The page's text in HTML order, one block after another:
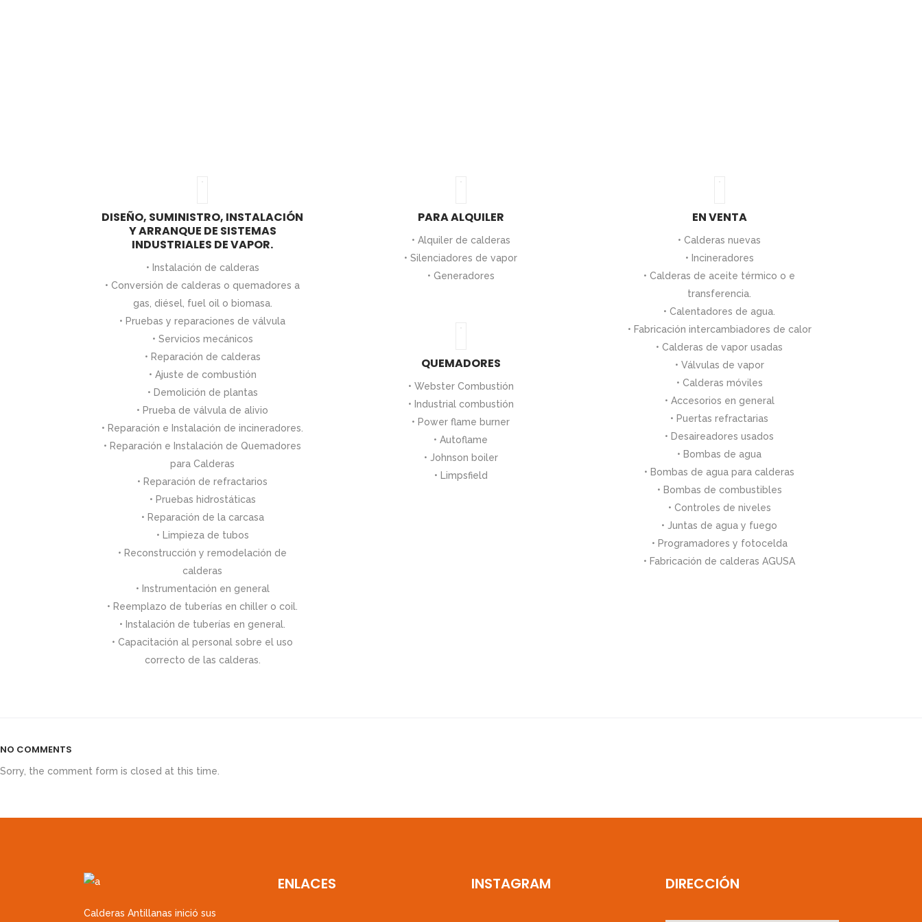
DISEÑO, SUMINISTRO, INSTALACIÓN
Y ARRANQUE DE SISTEMAS
INDUSTRIALES DE VAPOR.
• Instalación de calderas
• Conversión de calderas o quemadores a
gas, diésel, fuel oil o biomasa.
• Pruebas y reparaciones de válvula
• Servicios mecánicos
• Reparación de calderas
• Ajuste de combustión
• Demolición de plantas
• Prueba de válvula de alivio
• Reparación e Instalación de incineradores.
• Reparación e Instalación de Quemadores
para Calderas
• Reparación de refractarios
• Pruebas hidrostáticas
• Reparación de la carcasa
• Limpieza de tubos
• Reconstrucción y remodelación de
calderas
• Instrumentación en general
• Reemplazo de tuberías en chiller o coil.
• Instalación de tuberías en general.
• Capacitación al personal sobre el uso
correcto de las calderas.
PARA ALQUILER
• Alquiler de calderas
• Silenciadores de vapor
• Generadores
QUEMADORES
• Webster Combustión
• Industrial combustión
• Power flame burner
• Autoflame
• Johnson boiler
• Limpsfield
EN VENTA
• Calderas nuevas
• Incineradores
• Calderas de aceite térmico o e
transferencia.
• Calentadores de agua.
• Fabricación intercambiadores de calor
• Calderas de vapor usadas
• Válvulas de vapor
• Calderas móviles
• Accesorios en general
• Puertas refractarias
• Desaireadores usados
• Bombas de agua
• Bombas de agua para calderas
• Bombas de combustibles
• Controles de niveles
• Juntas de agua y fuego
• Programadores y fotocelda
• Fabricación de calderas AGUSA
NO COMMENTS
Sorry, the comment form is closed at this time.
Calderas Antillanas inició sus
ENLACES INSTAGRAM DIRECCIÓN